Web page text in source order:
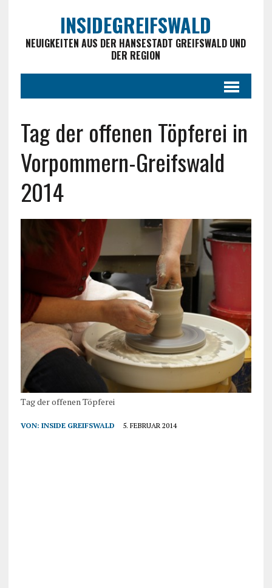
INSIDEGREIFSWALD
NEUIGKEITEN AUS DER HANSESTADT GREIFSWALD UND
DER REGION
Tag der offenen Töpferei in
Vorpommern-Greifswald
2014
Tag der offenen Töpferei
VON: INSIDE GREIFSWALD 5. FEBRUAR 2014